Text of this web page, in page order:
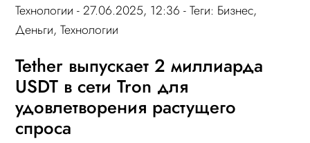
Технологии - 27.06.2025, 12:36 - Теги: Бизнес,
Деньги,Технологии
Tether выпускает 2 миллиарда
USDT в сети Tron для
удовлетворения растущего
спроса